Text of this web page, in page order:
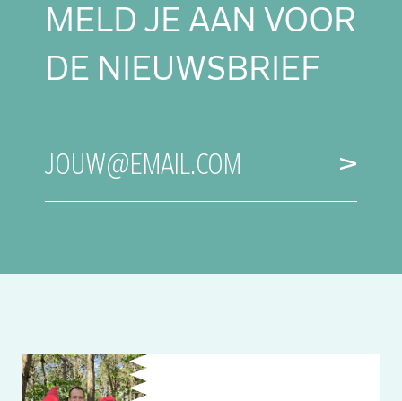
MELD JE AAN VOOR
DE NIEUWSBRIEF
E-
JOUW@EMAIL.COM